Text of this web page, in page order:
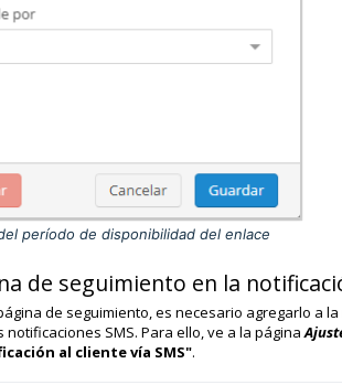
período de disponibilidad del enlace
de seguimiento en la
de seguimiento, es necesario agregarlo a la
SMS. Para ello, ve a la página
al cliente vía SMS".